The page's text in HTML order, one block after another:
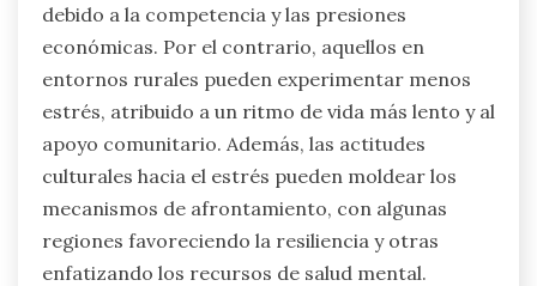
debido a la competencia y las presiones
económicas. Por el contrario, aquellos en
entornos rurales pueden experimentar menos
estrés, atribuido a un ritmo de vida más lento y al
apoyo comunitario. Además, las actitudes
culturales hacia el estrés pueden moldear los
mecanismos de afrontamiento, con algunas
regiones favoreciendo la resiliencia y otras
enfatizando los recursos de salud mental.